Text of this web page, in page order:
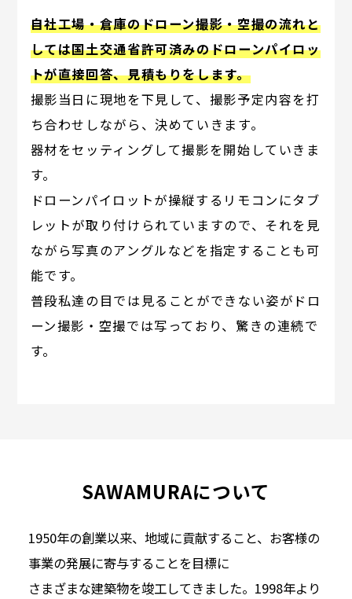
自社工場・倉庫のドローン撮影・空撮の流れと
しては国土交通省許可済みのドローンパイロッ
トが直接回答、見積もりをします。
撮影当日に現地を下見して、撮影予定内容を打
ち合わせしながら、決めていきます。
器材をセッティングして撮影を開始していきま
す。
ドローンパイロットが操縦するリモコンにタブ
レットが取り付けられていますので、それを見
ながら写真のアングルなどを指定することも可
能です。
普段私達の目では見ることができない姿がドロ
ーン撮影・空撮では写っており、驚きの連続で
す。
SAWAMURAについて
1950年の創業以来、地域に貢献すること、お客様の
事業の発展に寄与することを目標に
さまざまな建築物を竣工してきました。1998年より